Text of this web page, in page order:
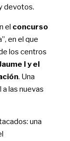
devotos.
el concurso
en el que
los centros
I y el
. Una
las nuevas
una